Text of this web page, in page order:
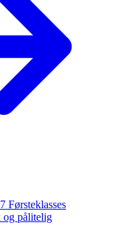
Førsteklasses
og pålitelig